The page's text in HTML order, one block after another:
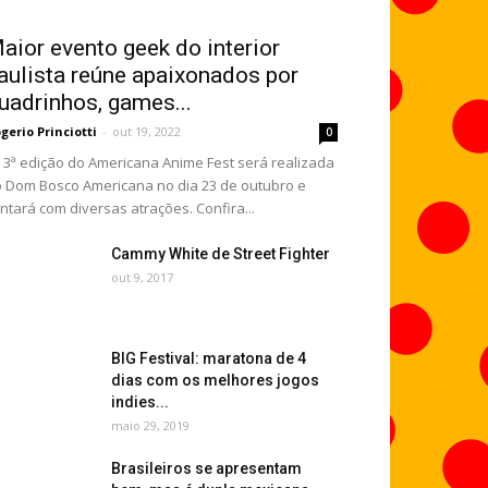
evento geek do interior
reúne apaixonados por
games...
Princiotti - out 19, 2022 0
3ª edição do Americana Anime Fest será realizada
Dom Bosco Americana no dia 23 de outubro e
com diversas atrações. Confira...
Cammy White de Street Fighter
out 9, 2017
BIG Festival: maratona de 4
dias com os melhores jogos
indies...
maio 29, 2019
Brasileiros se apresentam